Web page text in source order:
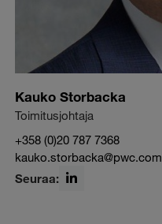
Kauko Storbacka
Toimitusjohtaja
+358 (0)20 787 7368
kauko.storbacka@pwc.com
Seuraa: